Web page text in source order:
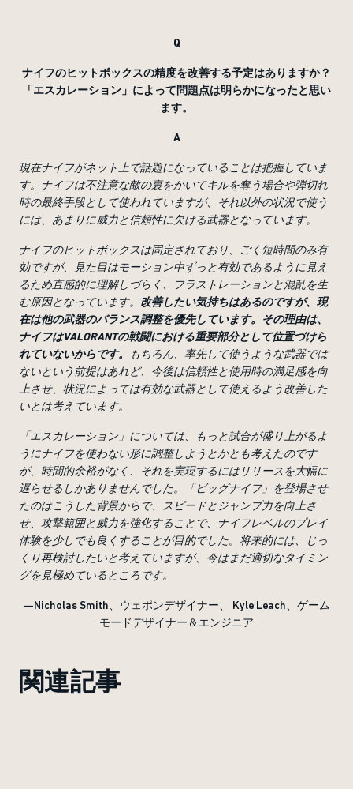
Q
ナイフのヒットボックスの精度を改善する予定はありますか？
「エスカレーション」によって問題点は明らかになったと思い
ます。
A
現在ナイフがネット上で話題になっていることは把握していま
す。ナイフは不注意な敵の裏をかいてキルを奪う場合や弾切れ
時の最終手段として使われていますが、それ以外の状況で使う
には、あまりに威力と信頼性に欠ける武器となっています。
ナイフのヒットボックスは固定されており、ごく短時間のみ有
効ですが、見た目はモーション中ずっと有効であるように見え
るため直感的に理解しづらく、フラストレーションと混乱を生
む原因となっています。 改善したい気持ちはあるのですが、現
在は他の武器のバランス調整を優先しています。その理由は、
ナイフはVALORANTの戦闘における重要部分として位置づけら
れていないからです。
もちろん、率先して使うような武器では
ないという前提はあれど、今後は信頼性と使用時の満足感を向
上させ、状況によっては有効な武器として使えるよう改善した
いとは考えています。
「エスカレーション」については、もっと試合が盛り上がるよ
うにナイフを使わない形に調整しようとかとも考えたのです
が、時間的余裕がなく、それを実現するにはリリースを大幅に
遅らせるしかありませんでした。「ビッグナイフ」を登場させ
たのはこうした背景からで、スピードとジャンプ力を向上さ
せ、攻撃範囲と威力を強化することで、ナイフレベルのプレイ
体験を少しでも良くすることが目的でした。将来的には、じっ
くり再検討したいと考えていますが、今はまだ適切なタイミン
グを見極めているところです。
—Nicholas Smith、ウェポンデザイナー、 Kyle Leach、ゲーム
モードデザイナー＆エンジニア
関連記事